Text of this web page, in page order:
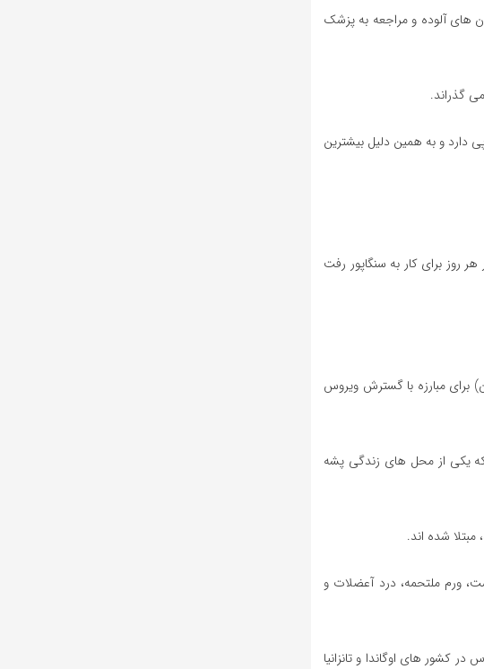
های آلوده و مراجعه به پزشک
دارد و به همین دلیل بیشترین
روز برای کار به سنگاپور رفت
برای مبارزه با گسترش ویروس
اینکه یکی از محل های زندگی پشه
ورم ملتحمه، درد آعضلات و
ویروس در کشور های اوگاندا و تانزانیا